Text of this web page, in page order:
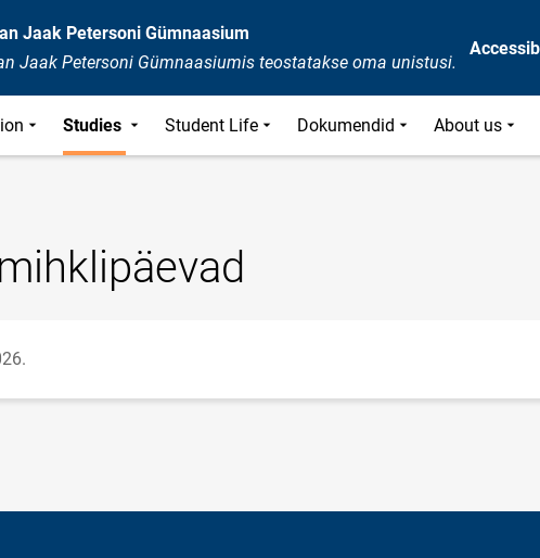
Jaak Petersoni Gümnaasium
Jaak Petersoni Gümnaasiumis teostatakse oma unistusi.
Studies Student Life Dokumendid About us